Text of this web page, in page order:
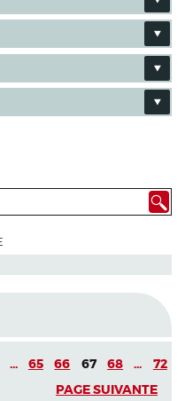
... 65 66 67 68 ...
72
PAGE SUIVANTE